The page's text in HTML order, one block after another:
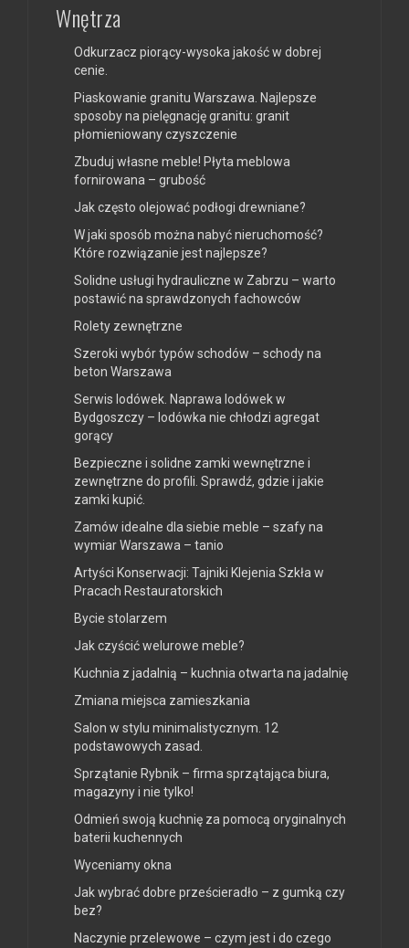
Wnętrza
Odkurzacz piorący-wysoka jakość w dobrej
cenie.
Piaskowanie granitu Warszawa. Najlepsze
sposoby na pielęgnację granitu: granit
płomieniowany czyszczenie
Zbuduj własne meble! Płyta meblowa
fornirowana – grubość
Jak często olejować podłogi drewniane?
W jaki sposób można nabyć nieruchomość?
Które rozwiązanie jest najlepsze?
Solidne usługi hydrauliczne w Zabrzu – warto
postawić na sprawdzonych fachowców
Rolety zewnętrzne
Szeroki wybór typów schodów – schody na
beton Warszawa
Serwis lodówek. Naprawa lodówek w
Bydgoszczy – lodówka nie chłodzi agregat
gorący
Bezpieczne i solidne zamki wewnętrzne i
zewnętrzne do profili. Sprawdź, gdzie i jakie
zamki kupić.
Zamów idealne dla siebie meble – szafy na
wymiar Warszawa – tanio
Artyści Konserwacji: Tajniki Klejenia Szkła w
Pracach Restauratorskich
Bycie stolarzem
Jak czyścić welurowe meble?
Kuchnia z jadalnią – kuchnia otwarta na jadalnię
Zmiana miejsca zamieszkania
Salon w stylu minimalistycznym. 12
podstawowych zasad.
Sprzątanie Rybnik – firma sprzątająca biura,
magazyny i nie tylko!
Odmień swoją kuchnię za pomocą oryginalnych
baterii kuchennych
Wyceniamy okna
Jak wybrać dobre prześcieradło – z gumką czy
bez?
Naczynie przelewowe – czym jest i do czego